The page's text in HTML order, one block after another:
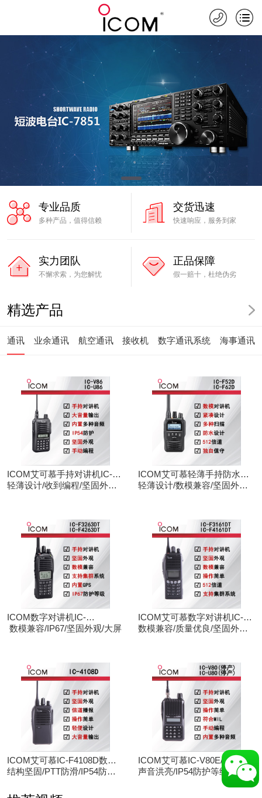
专业品质
多种产品，值得信赖
交货迅速
快速响应，服务到家
实力团队
不懈求索，为您解忧
正品保障
假一赔十，杜绝伪劣
精选产品
通讯 业余通讯 航空通讯 接收机 数字通讯系统 海事通讯
ICOM艾可慕手持对讲机IC-
V86/U86
轻薄设计/收到编程/坚固外观/
ICOM艾可慕轻薄手持防水对
讲机IC-F52D
轻薄设计/数模兼容/坚固外观/
ICOM数字对讲机IC-
F3263DT/IC-F4263DT
数模兼容/IP67/坚固外观/大屏
ICOM艾可慕数字对讲机IC-
F3161D IC-F4161D
数模兼容/质量优良/坚固外观/
ICOM艾可慕IC-F4108D数字
对讲机
结构坚固/PTT防滑/IP54防护/
ICOM艾可慕IC-V80E/IC-
U80E手持对讲机（停产）
声音洪亮/IP54防护等级/手动